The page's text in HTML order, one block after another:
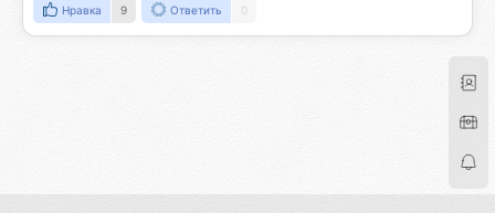
Нравка 9 Ответить 0